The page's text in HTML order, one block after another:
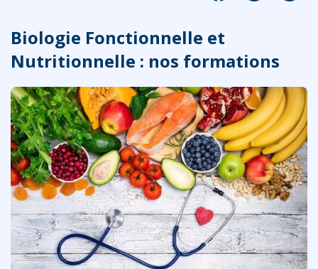
Biologie Fonctionnelle et
Nutritionnelle : nos formations